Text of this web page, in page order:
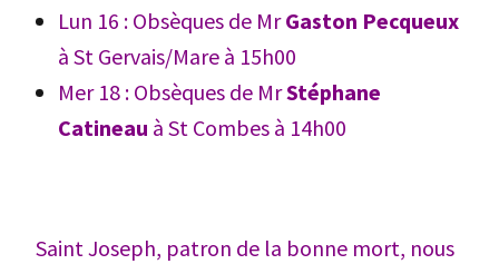
Lun 16 : Obsèques de MrGaston Pecqueux
à St Gervais/Mare à 15h00
Mer 18 : Obsèques de MrStéphane
Catineau à St Combes à 14h00
Saint Joseph, patron de la bonne mort, nous